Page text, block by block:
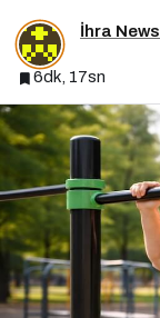
İhra News
6dk, 17sn